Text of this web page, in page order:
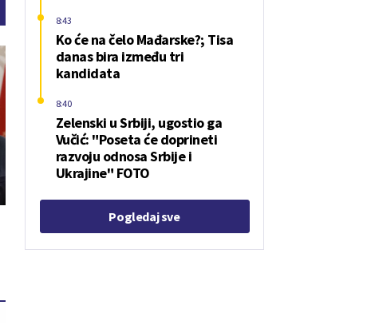
Ko će na čelo Mađarske?; Tisa
danas bira između tri
kandidata
8:43
Zelenski u Srbiji, ugostio ga
Vučić: "Poseta će doprineti
razvoju odnosa Srbije i
Ukrajine" FOTO
8:40
Pogledaj sve